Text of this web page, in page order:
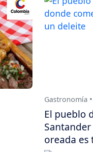
Gastronomía
El pueblo
oreada